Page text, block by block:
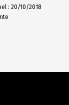
: 20/10/2018